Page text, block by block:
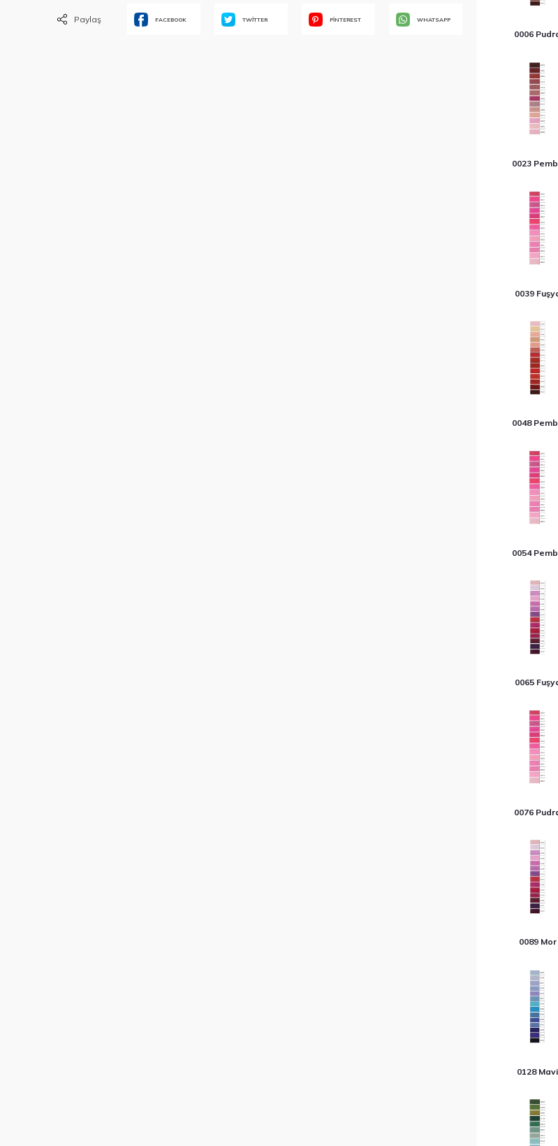
Paylaş FACEBOOK TWİTTER PİNTEREST WHATSAPP
0006
0023
0039
0048
0054
0065
0076
0089 Mor
0128 Mavi